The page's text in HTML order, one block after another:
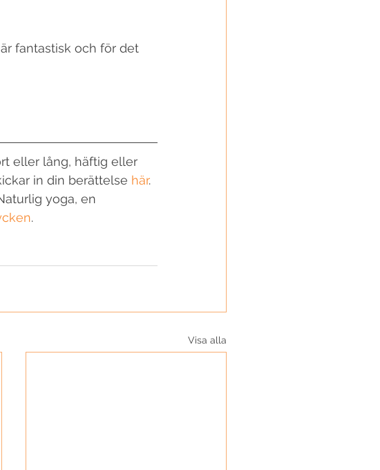
fantastisk och för det
eller lång, häftig eller
in din berättelse här.
yoga, en
.
Visa alla